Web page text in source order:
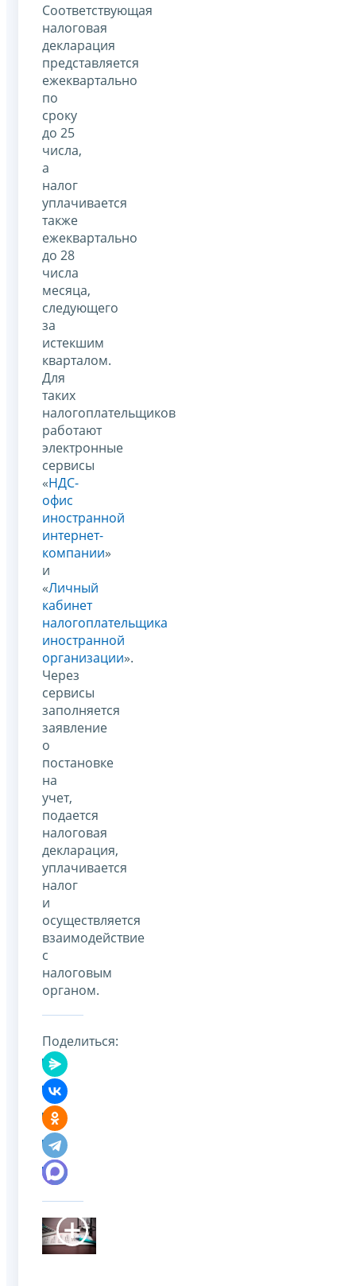
Соответствующая
налоговая
декларация
представляется
ежеквартально
по
сроку
до 25
числа,
а
налог
уплачивается
также
ежеквартально
до 28
числа
месяца,
следующего
за
истекшим
кварталом.
Для
таких
налогоплательщиков
работают
электронные
сервисы
«НДС-
офис
иностранной
интернет-
компании»
и
«Личный
кабинет
налогоплательщика
иностранной
организации».
Через
сервисы
заполняется
заявление
о
постановке
на
учет,
подается
налоговая
декларация,
уплачивается
налог
и
осуществляется
взаимодействие
с
налоговым
органом.
Поделиться: